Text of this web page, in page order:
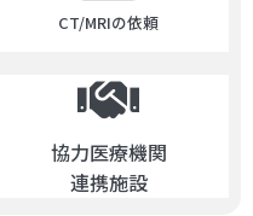
CT/MRIの依頼
協力医療機関
連携施設